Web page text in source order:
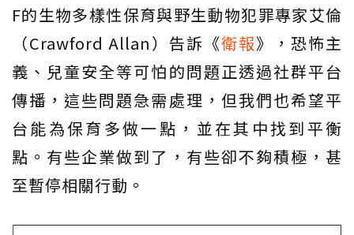
F的生物多樣性保育與野生動物犯罪專家艾倫
（Crawford Allan）告訴《衛報》，恐怖主
義、兒童安全等可怕的問題正透過社群平台
傳播，這些問題急需處理，但我們也希望平
台能為保育多做一點，並在其中找到平衡
點。有些企業做到了，有些卻不夠積極，甚
至暫停相關行動。